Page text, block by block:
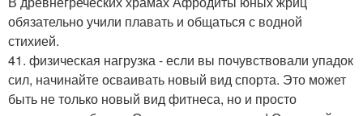
обязательно учили плавать и общаться с водной
стихией.
41. физическая нагрузка - если вы почувствовали упадок
сил, начинайте осваивать новый вид спорта. Это может
быть не только новый вид фитнеса, но и просто